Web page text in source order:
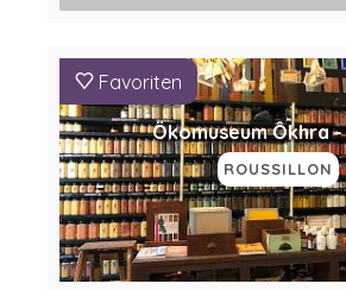
Favoriten
Ökomuseum Ôkhra
ROUSSILLON